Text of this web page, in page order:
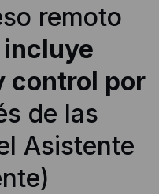
remoto
incluye
control por
de las
Asistente